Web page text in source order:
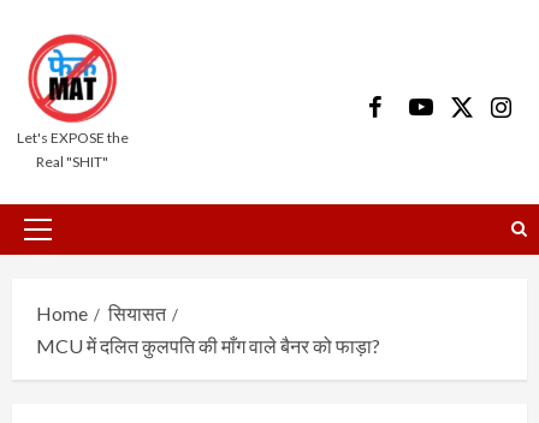
content
Let's EXPOSE the
Real "SHIT"
FacebookYoutube
X
Primary
Home
सियासत
MCU में दलित कुलपति की माँग वाले बैनर को फाड़ा?